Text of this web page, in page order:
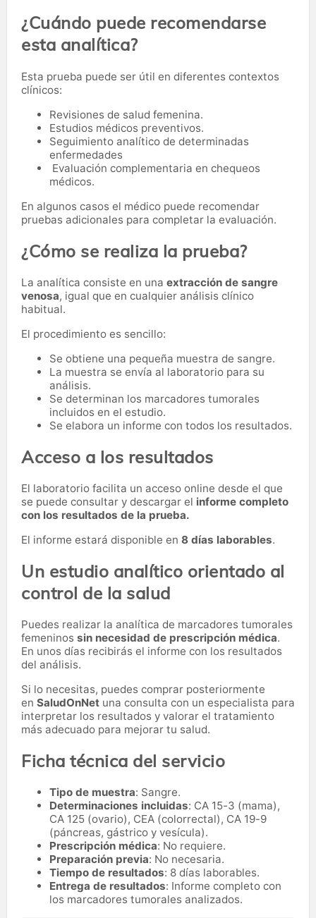
¿Cuándo puede recomendarse
esta analítica?
Esta prueba puede ser útil en diferentes contextos
clínicos:
Revisiones de salud femenina.
Estudios médicos preventivos.
Seguimiento analítico de determinadas
enfermedades
Evaluación complementaria en chequeos
médicos.
En algunos casos el médico puede recomendar
pruebas adicionales para completar la evaluación.
¿Cómo se realiza la prueba?
La analítica consiste en una extracción de sangre
venosa, igual que en cualquier análisis clínico
habitual.
El procedimiento es sencillo:
Se obtiene una pequeña muestra de sangre.
La muestra se envía al laboratorio para su
análisis.
Se determinan los marcadores tumorales
incluidos en el estudio.
Se elabora un informe con todos los resultados.
Acceso a los resultados
El laboratorio facilita un acceso online desde el que
se puede consultar y descargar el informe completo
con los resultados de la prueba.
El informe estará disponible en 8 días laborables.
Un estudio analítico orientado al
control de la salud
Puedes realizar la analítica de marcadores tumorales
femeninos sin necesidad de prescripción médica.
En unos días recibirás el informe con los resultados
del análisis.
Si lo necesitas, puedes comprar posteriormente
en SaludOnNet una consulta con un especialista para
interpretar los resultados y valorar el tratamiento
más adecuado para mejorar tu salud.
Ficha técnica del servicio
Tipo de muestra: Sangre.
Determinaciones incluidas: CA 15-3 (mama),
CA 125 (ovario), CEA (colorrectal), CA 19-9
(páncreas, gástrico y vesícula).
Prescripción médica: No requiere.
Preparación previa: No necesaria.
Tiempo de resultados: 8 días laborables.
Entrega de resultados: Informe completo con
los marcadores tumorales analizados.